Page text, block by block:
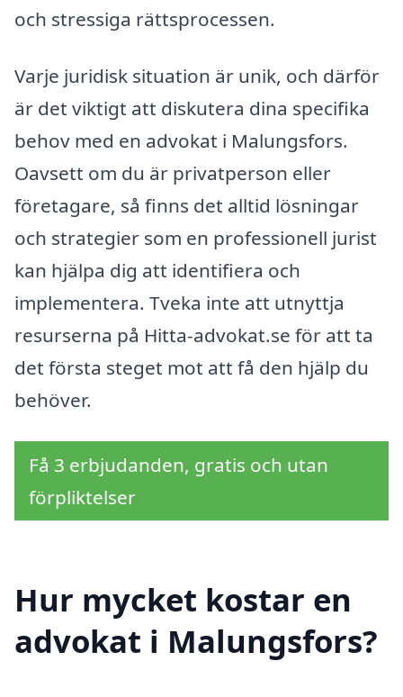
och stressiga rättsprocessen.
Varje juridisk situation är unik, och därför
är det viktigt att diskutera dina specifika
behov med en advokat i Malungsfors.
Oavsett om du är privatperson eller
företagare, så finns det alltid lösningar
och strategier som en professionell jurist
kan hjälpa dig att identifiera och
implementera. Tveka inte att utnyttja
resurserna på Hitta-advokat.se för att ta
det första steget mot att få den hjälp du
behöver.
Få 3 erbjudanden, gratis och utan
förpliktelser
Hur mycket kostar en
advokat i Malungsfors?